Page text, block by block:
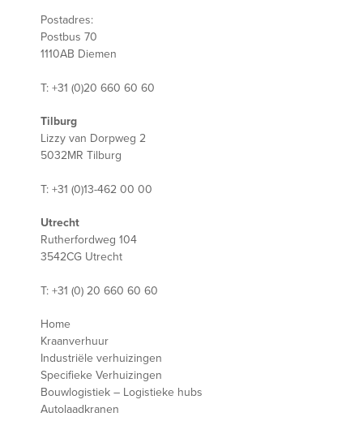
Postadres:
Postbus 70
1110AB Diemen
T: +31 (0)20 660 60 60
Tilburg
Lizzy van Dorpweg 2
5032MR Tilburg
T: +31 (0)13-462 00 00
Utrecht
Rutherfordweg 104
3542CG Utrecht
T: +31 (0) 20 660 60 60
Home
Kraanverhuur
Industriële verhuizingen
Specifieke Verhuizingen
Bouwlogistiek – Logistieke hubs
Autolaadkranen